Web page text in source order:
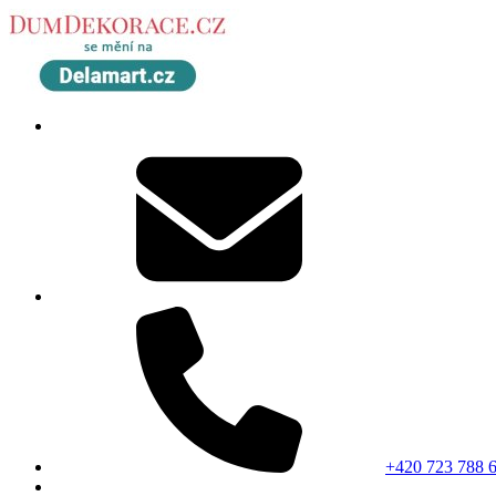
+420 723 788